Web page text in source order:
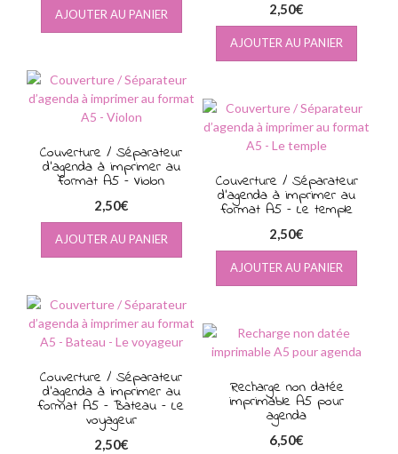
AJOUTER AU PANIER 2,50€
AJOUTER AU PANIER
Couverture / Séparateur
d’agenda à imprimer au
format A5 – Violon
2,50€
AJOUTER AU PANIER
Couverture / Séparateur
d’agenda à imprimer au
format A5 – Le temple
2,50€
AJOUTER AU PANIER
Couverture / Séparateur
d’agenda à imprimer au
format A5 – Bateau – Le
voyageur
2,50€
Recharge non datée
imprimable A5 pour
agenda
6,50€